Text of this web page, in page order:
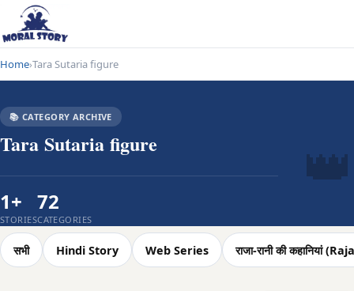
Home›Tara Sutaria figure
📚 CATEGORY ARCHIVE
Tara Sutaria figure
1+
STORIES
72
CATEGORIES
👑
सभी Hindi Story Web Series राजा-रानी की कहानियां